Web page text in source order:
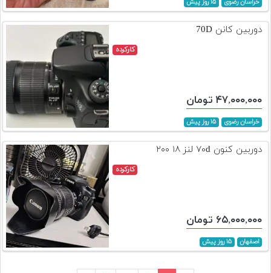
خراسان رضوی ۱۵ روز پیش
دوربین کانن 70D
کارکرده
۴۷,۰۰۰,۰۰۰ تومان
خراسان رضوی ۱۵ روز پیش
دوربین کنون ۷۰d لنز ۱۸ ۲۰۰
کارکرده
۶۵,۰۰۰,۰۰۰ تومان
اصفهان ۱۵ روز پیش